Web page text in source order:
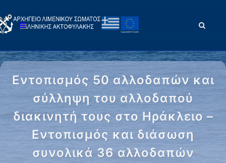
Εντοπισμός 50 αλλοδαπών και
σύλληψη του αλλοδαπού
διακινητή τους στο Ηράκλειο –
Εντοπισμός και διάσωση
συνολικά 36 αλλοδαπών